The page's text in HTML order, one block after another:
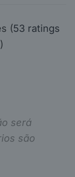
(53 ratings
)
será
são